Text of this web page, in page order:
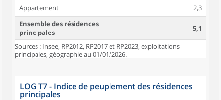
Appartement
2,3
Ensemble des résidences
principales
5,1
Sources : Insee, RP2012, RP2017 et RP2023, exploitations
principales, géographie au 01/01/2026.
LOG T7 - Indice de peuplement des résidences
principales